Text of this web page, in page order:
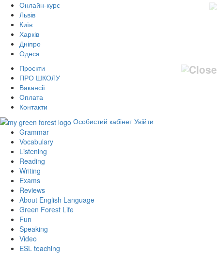
Онлайн-курс
Львів
Київ
Харків
Дніпро
Одеса
Проєкти
ПРО ШКОЛУ
Вакансії
Оплата
Контакти
Особистий кабінет Увійти
Grammar
Vocabulary
Listening
Reading
Writing
Exams
Reviews
About English Language
Green Forest Life
Fun
Speaking
Video
ESL teaching